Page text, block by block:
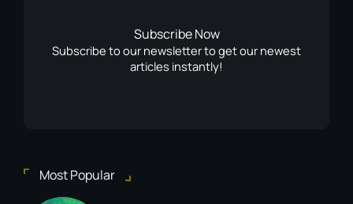
Subscribe Now
Subscribe to our newsletter to get our newest
articles instantly!
Most Popular